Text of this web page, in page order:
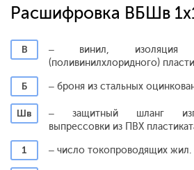
Расшифровка ВБШв
В
– винил,
(поливинилхлоридного)
Б
– броня из стальных
Шв
– защитный шланг
выпрессовки из ПВХ
1
– число токопроводящих жил.